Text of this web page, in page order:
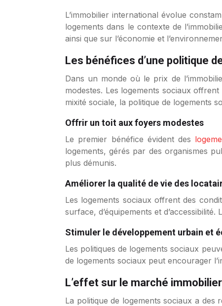
L’immobilier international évolue constamment et les logements sociaux jouent un rôle important dans cette évolution. Les avantages de ces
logements dans le contexte de
ainsi que sur l’économie et
Les bénéfices d’une politique
Dans un monde où le prix de
modestes. Les logements sociaux
mixité sociale, la politique de logements
Offrir un toit aux foyers modestes
Le premier bénéfice évident des
logements, gérés par des organismes
plus démunis.
Améliorer la qualité de vie des
Les logements sociaux offrent des
surface, d’équipements et
Stimuler le développement urbain et
Les politiques de logements sociaux
de logements sociaux peut encourager
L’effet sur le marché immobilier
La politique de logements sociaux a